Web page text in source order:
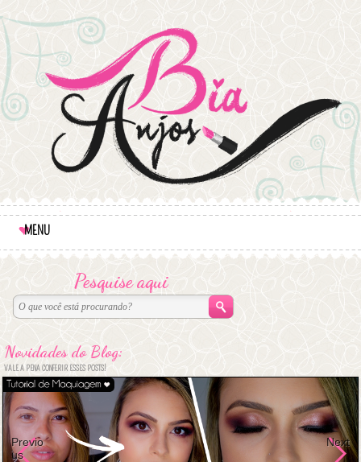
MENU
Pesquise aqui
Novidades do Blog:
VALE A PENA CONFERIR ESSES POSTS!
Previo
us
Next